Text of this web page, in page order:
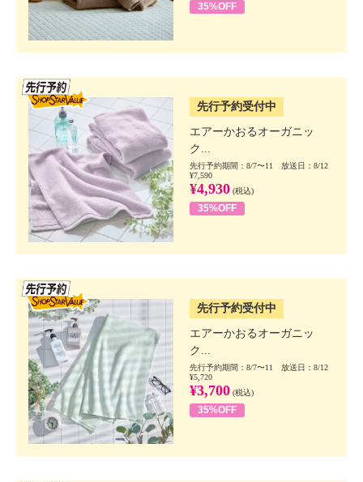
35%OFF
先行予約受付中
エアーかおるオーガニッ
ク...
先行予約期間：8/7〜11 放送日：8/12
¥7,590
¥4,930 (税込)
35%OFF
先行予約受付中
エアーかおるオーガニッ
ク...
先行予約期間：8/7〜11 放送日：8/12
¥5,720
¥3,700 (税込)
35%OFF